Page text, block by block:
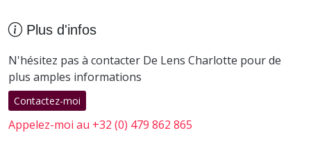
Plus d'infos
N'hésitez pas à contacter De Lens Charlotte pour de
plus amples informations
Contactez-moi
Appelez-moi au +32 (0) 479 862 865